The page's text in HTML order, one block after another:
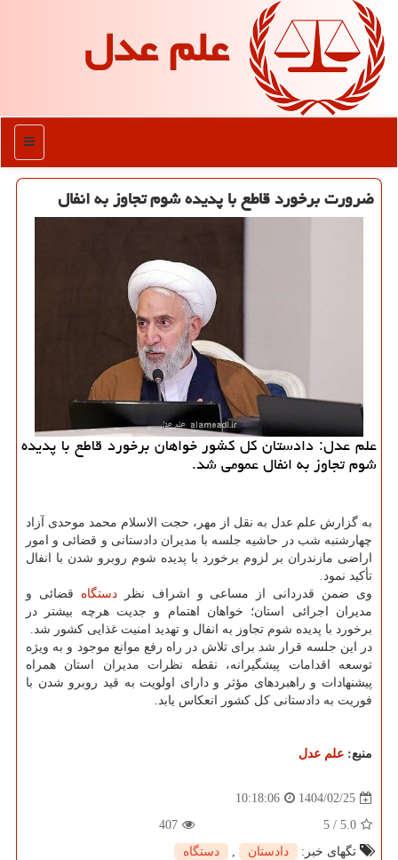
علم عدل
منو
ضرورت برخورد قاطع با پدیده شوم تجاوز به انفال
علم عدل: دادستان کل کشور خواهان برخورد قاطع با پدیده
شوم تجاوز به انفال عمومی شد.
به گزارش علم عدل به نقل از مهر، حجت الاسلام محمد موحدی آزاد
چهارشنبه شب در حاشیه جلسه با مدیران دادستانی و قضائی و امور
اراضی مازندران بر لزوم برخورد با پدیده شوم روبرو شدن با انفال
تأکید نمود.
وی ضمن قدردانی از مساعی و اشراف نظردستگاه قضائی و
مدیران اجرائی استان؛ خواهان اهتمام و جدیت هرچه بیشتر در
برخورد با پدیده شوم تجاوز به انفال و تهدید امنیت غذایی کشور شد.
در این جلسه قرار شد برای تلاش در راه رفع موانع موجود و به ویژه
توسعه اقدامات پیشگیرانه، نقطه نظرات مدیران استان همراه
پیشنهادات و راهبردهای مؤثر و دارای اولویت به قید روبرو شدن با
فوریت به دادستانی کل کشور انعکاس یابد.
منبع: علم عدل
1404/02/25
10:18:06
5.0
/
5
407
تگهای خبر:
دادستان , دستگاه